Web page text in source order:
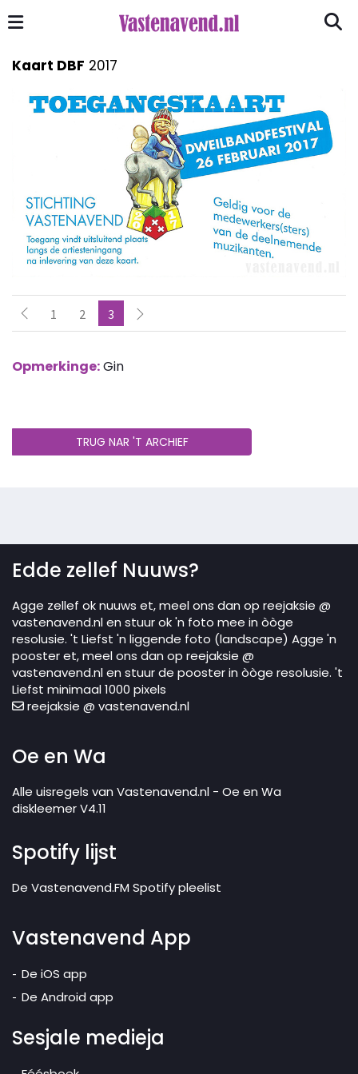
Kaart DBF 2017
1 2 3
Opmerkinge:Gin
TRUG NAR 'T ARCHIEF
Edde zellef Nuuws?
Agge zellef ok nuuws et, meel ons dan op reejaksie @
vastenavend.nl en stuur ok 'n foto mee in òòge
resolusie. 't Liefst 'n liggende foto (landscape) Agge 'n
pooster et, meel ons dan op reejaksie @
vastenavend.nl en stuur de pooster in òòge resolusie. 't
Liefst minimaal 1000 pixels
reejaksie @ vastenavend.nl
Oe en Wa
Alle uisregels van Vastenavend.nl - Oe en Wa
diskleemer V4.11
Spotify lijst
De Vastenavend.FM Spotify pleelist
Vastenavend App
De iOS app
De Android app
Sesjale medieja